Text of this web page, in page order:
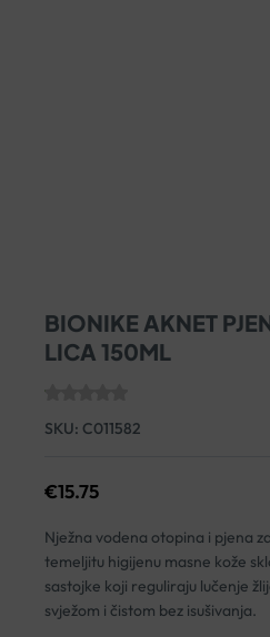
BIONIKE AKNET
LICA 150ML
SKU: C011582
€15.75
Nježna vodena otopina i pjena
temeljitu higijenu masne kože
sastojke koji reguliraju lučenje
svježom i čistom bez isušivanja.